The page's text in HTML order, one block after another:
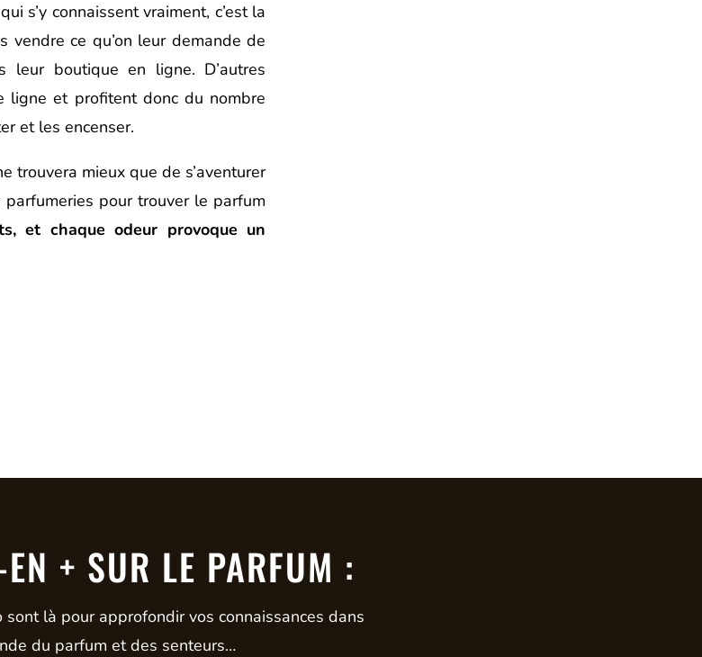
s’y connaissent vraiment, c’est la
vendre ce qu’on leur demande de
boutique en ligne. D’autres
ligne et profitent donc du nombre
et les encenser.
trouvera mieux que de s’aventurer
pour trouver le parfum
et chaque odeur provoque un
+ SUR LE PARFUM :
sont là pour approfondir vos connaissances dans
du parfum et des senteurs…